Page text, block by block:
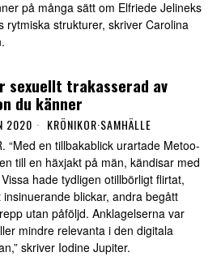
på många sätt om Elfriede Jelineks
rytmiska strukturer, skriver Carolina
sexuellt trakasserad av
du känner
2020 KRÖNIKOR·SAMHÄLLE
“Med en tillbakablick urartade Metoo-
till en häxjakt på män, kändisar med
hade tydligen otillbörligt flirtat,
insinuerande blickar, andra begått
utan påföljd. Anklagelserna var
mindre relevanta i den digitala
skriver Iodine Jupiter.